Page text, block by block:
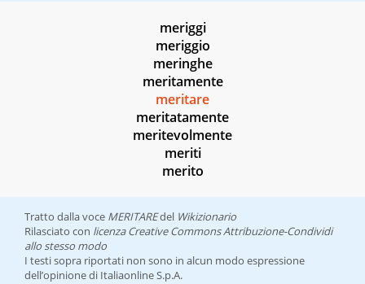
meriggi
meriggio
meringhe
meritamente
meritare
meritatamente
meritevolmente
meriti
merito
Tratto dalla voce MERITAREdel Wikizionario
Rilasciato con licenza Creative Commons Attribuzione-Condividi
allo stesso modo
I testi sopra riportati non sono in alcun modo espressione
dell’opinione di Italiaonline S.p.A.